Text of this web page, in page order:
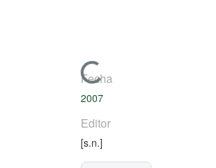
Cargando...
Fecha
2007
Editor
[s.n.]